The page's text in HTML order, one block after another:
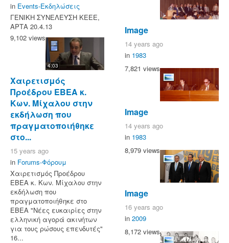
in Events-Εκδηλώσεις
ΓΕΝΙΚΗ ΣΥΝΕΛΕΥΣΗ ΚΕΕΕ,
ΑΡΤΑ 20.4.13
9,102 views
4:03
Χαιρετισμός
Προέδρου ΕΒΕΑ κ.
Κων. Μίχαλου στην
εκδήλωση που
πραγματοποιήθηκε
στο...
15 years ago
in Forums-Φόρουμ
Χαιρετισμός Προέδρου
ΕΒΕΑ κ. Κων. Μίχαλου στην
εκδήλωση που
πραγματοποιήθηκε στο
ΕΒΕΑ "Νέες ευκαιρίες στην
ελληνική αγορά ακινήτων
για τους ρώσους επενδυτές"
16...
Image
14 years ago
in 1983
7,821 views
Image
14 years ago
in 1983
8,979 views
Image
16 years ago
in 2009
8,172 views